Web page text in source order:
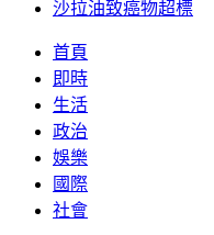
沙拉油致癌物超標
首頁
即時
生活
政治
娛樂
國際
社會